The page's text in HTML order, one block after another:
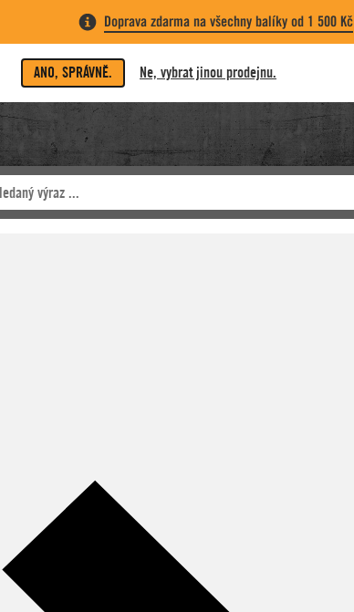
Doprava zdarma na všechny balíky od 1 500 Kč
ANO, SPRÁVNĚ. Ne, vybrat jinou prodejnu.